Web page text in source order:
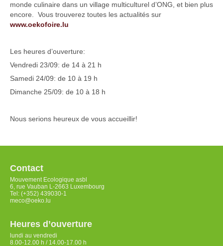
monde culinaire dans un village multiculturel d’ONG, et bien plus
encore. Vous trouverez toutes les actualités sur
www.oekofoire.lu
Les heures d’ouverture:
Vendredi 23/09: de 14 à 21 h
Samedi 24/09: de 10 à 19 h
Dimanche 25/09: de 10 à 18 h
Nous serions heureux de vous accueillir!
Contact
Mouvement Ecologique asbl
6, rue Vauban L-2663 Luxembourg
Tel: (+352) 439030-1
meco@oeko.lu
Heures d’ouverture
lundi au vendredi
8.00-12.00 h / 14.00-17.00 h